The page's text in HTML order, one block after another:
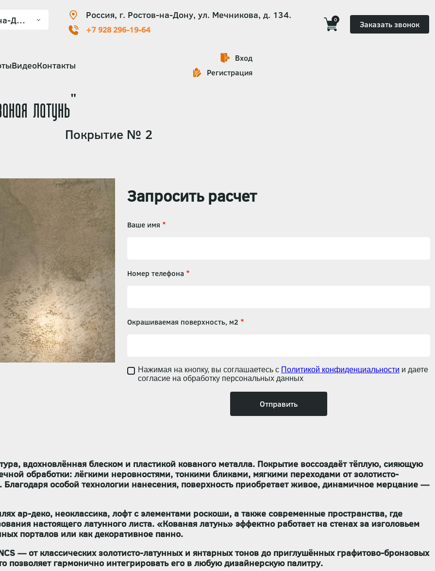
Россия, г. Ростов-на-Дону, ул. Мечникова, д. 134.
+7 928 296-19-64
0 Заказать звонок
ВидеоКонтакты
Вход
Регистрация
латунь"
Покрытие № 2
Запросить расчет
Ваше имя
Номер телефона
Окрашиваемая поверхность, м2
Нажимая на кнопку, вы соглашаетесь с Политикой конфиденциальности и даете
согласие на обработку персональных данных
вдохновлённая блеском и пластикой кованого металла. Покрытие воссоздаёт тёплую, сияющую
обработки: лёгкими неровностями, тонкими бликами, мягкими переходами от золотисто-
особой технологии нанесения, поверхность приобретает живое, динамичное мерцание —
ар-деко, неоклассика, лофт с элементами роскоши, а также современные пространства, где
настоящего латунного листа. «Кованая латунь» эффектно работает на стенах за изголовьем
порталов или как декоративное панно.
— от классических золотисто-латунных и янтарных тонов до приглушённых графитово-бронзовых
гармонично интегрировать его в любую дизайнерскую палитру.